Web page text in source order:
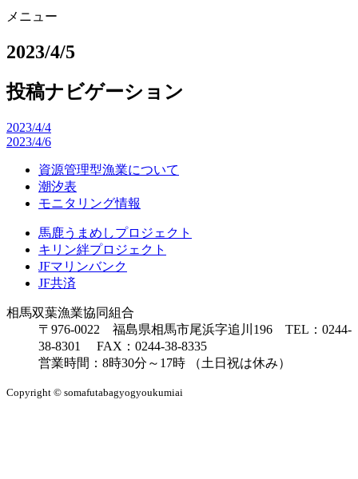
メニュー
2023/4/5
投稿ナビゲーション
2023/4/4
2023/4/6
資源管理型漁業について
潮汐表
モニタリング情報
馬鹿うまめしプロジェクト
キリン絆プロジェクト
JFマリンバンク
JF共済
相馬双葉漁業協同組合
〒976-0022 福島県相馬市尾浜字追川196 TEL：0244-
38-8301 FAX：0244-38-8335
営業時間：8時30分～17時 （土日祝は休み）
Copyright © somafutabagyogyoukumiai